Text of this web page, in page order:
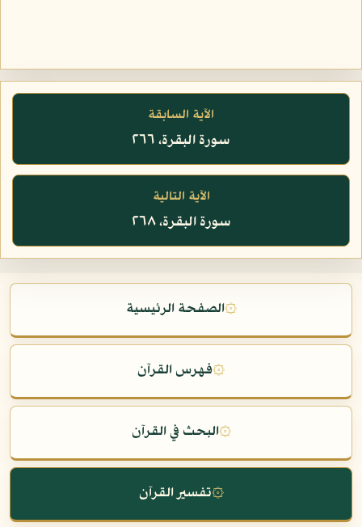
الآية السابقة
سورة البقرة، ٢٦٦
الآية التالية
سورة البقرة، ٢٦٨
۞الصفحة الرئيسية
۞فهرس القرآن
۞البحث في القرآن
۞تفسير القرآن